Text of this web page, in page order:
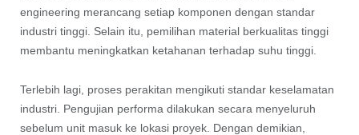
engineering merancang setiap komponen dengan standar
industri tinggi. Selain itu, pemilihan material berkualitas tinggi
membantu meningkatkan ketahanan terhadap suhu tinggi.
Terlebih lagi, proses perakitan mengikuti standar keselamatan
industri. Pengujian performa dilakukan secara menyeluruh
sebelum unit masuk ke lokasi proyek. Dengan demikian,